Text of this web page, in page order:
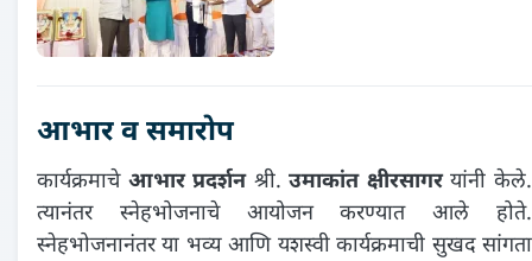
आभार व समारोप
कार्यक्रमाचे आभार प्रदर्शनश्री.उमाकांत क्षीरसागरयांनी केले.
त्यानंतर स्नेहभोजनाचे आयोजन करण्यात आले होते.
स्नेहभोजनानंतर या भव्य आणि यशस्वी कार्यक्रमाची सुखद सांगता